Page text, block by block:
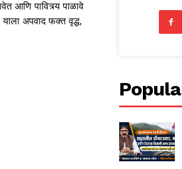
आणि पावित्र्य पाळावे
अपवाद फक्त वृद्ध,